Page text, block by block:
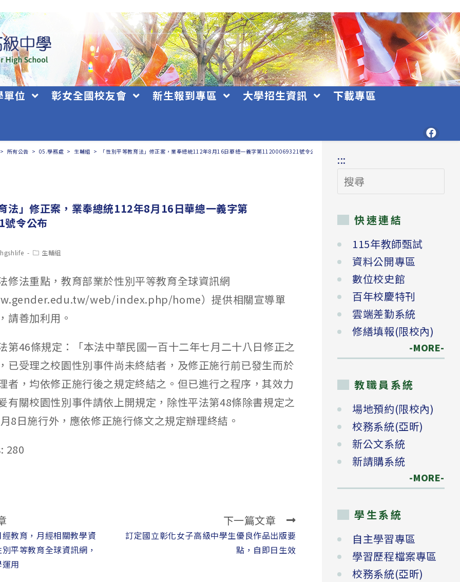
單位 彰女全國校友會 新生報到專區 大學招生資訊 下載專區
> 所有公告 > 05.學務處 > 生輔組 > 「性別平等教育法」修正案，業奉總統112年8月16日華總一義字第11200069321號令公布
法」修正案，業奉總統112年8月16日華總一義字第
令公布
Post生輔組
修法重點，教育部業於性別平等教育全球資訊網
web/index.php/home）提供相關宣導單
請善加利用。
第46條規定：「本法中華民國一百十二年七月二十八日修正之
已受理之校園性別事件尚未終結者，及修正施行前已發生而於
者，均依修正施行後之規定終結之。但已進行之程序，其效力
有關校園性別事件請依上開規定，除性平法第48條除書規定之
8日施行外，應依修正施行條文之規定辦理終結。
280
教育，月經相關教學資
平等教育全球資訊網，
用
下一篇文章
訂定國立彰化女子高級中學生優良作品出版要
點，自即日生效
:::
搜
尋
快速連結
115年教師甄試
資料公開專區
數位校史館
百年校慶特刊
雲端差勤系統
修繕填報(限校內)
-MORE-
教職員系統
場地預約(限校內)
校務系統(亞昕)
新公文系統
新請購系統
-MORE-
學生系統
自主學習專區
學習歷程檔案專區
校務系統(亞昕)